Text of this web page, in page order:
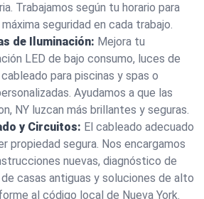
Trabajamos según tu horario para
seguridad en cada trabajo.
de Iluminación: Mejora tu
LED de bajo consumo, luces de
para piscinas y spas o
Ayudamos a que las
NY luzcan más brillantes y seguras.
y Circuitos: El cableado adecuado
propiedad segura. Nos encargamos
nuevas, diagnóstico de
casas antiguas y soluciones de alto
al código local de Nueva York.